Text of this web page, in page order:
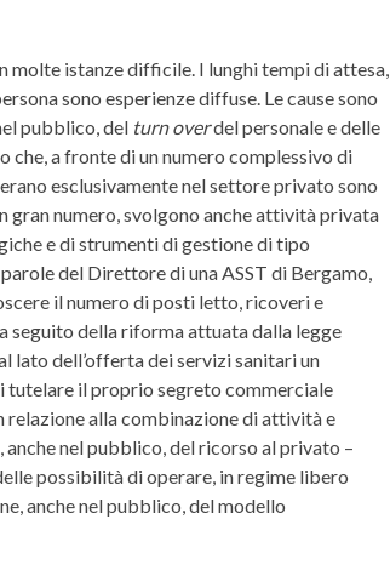
molte istanze difficile. I lunghi tempi di attesa,
sono esperienze diffuse. Le cause sono
pubblico, del turn overdel personale e delle
a fronte di un numero complessivo di
esclusivamente nel settore privato sono
gran numero, svolgono anche attività privata
e di strumenti di gestione di tipo
del Direttore di una ASST di Bergamo,
il numero di posti letto, ricoveri e
seguito della riforma attuata dalla legge
lato dell’offerta dei servizi sanitari un
tutelare il proprio segreto commerciale
alla combinazione di attività e
nel pubblico, del ricorso al privato –
possibilità di operare, in regime libero
anche nel pubblico, del modello